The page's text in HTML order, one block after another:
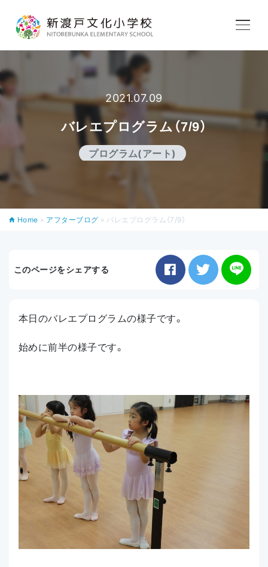
教育内容
学校生活
アクセス
2021.07.09
バレエプログラム（7/9）
プログラム(アート)
Home » アフターブログ » バレエプログラム（7/9）
このページをシェアする
本日のバレエプログラムの様子です。
始めに前半の様子です。